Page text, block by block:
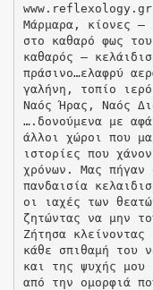
www.reflexology.gr
Μάρμαρα, κίονες –
στο καθαρό φως
καθαρός –
πράσινο…ελαφρύ
γαλήνη, τοπίο
Ναός Ήρας, Ναός
….δονούμενα με
άλλοι χώροι που
ιστορίες που
χρόνων. Μας πήγαν
πανδαισία
οι ιαχές των
ζητώντας να μην
Ζήτησα
κάθε σπιθαμή του
και της ψυχής μου
από την ομορφιά